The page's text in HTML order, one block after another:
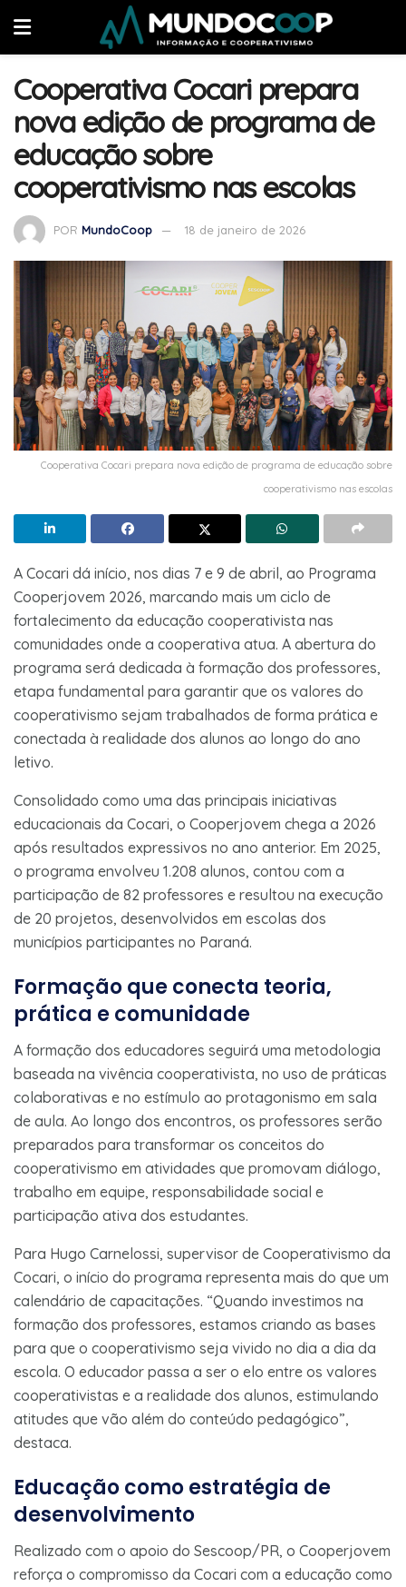
Cooperativa Cocari prepara
nova edição de programa de
educação sobre
cooperativismo nas escolas
POR MundoCoop 18 de janeiro de 2026
Cooperativa Cocari prepara nova edição de programa de educação sobre
cooperativismo nas escolas
A Cocari dá início, nos dias 7 e 9 de abril, ao Programa
Cooperjovem 2026, marcando mais um ciclo de
fortalecimento da educação cooperativista nas
comunidades onde a cooperativa atua. A abertura do
programa será dedicada à formação dos professores,
etapa fundamental para garantir que os valores do
cooperativismo sejam trabalhados de forma prática e
conectada à realidade dos alunos ao longo do ano
letivo.
Consolidado como uma das principais iniciativas
educacionais da Cocari, o Cooperjovem chega a 2026
após resultados expressivos no ano anterior. Em 2025,
o programa envolveu 1.208 alunos, contou com a
participação de 82 professores e resultou na execução
de 20 projetos, desenvolvidos em escolas dos
municípios participantes no Paraná.
Formação que conecta teoria,
prática e comunidade
A formação dos educadores seguirá uma metodologia
baseada na vivência cooperativista, no uso de práticas
colaborativas e no estímulo ao protagonismo em sala
de aula. Ao longo dos encontros, os professores serão
preparados para transformar os conceitos do
cooperativismo em atividades que promovam diálogo,
trabalho em equipe, responsabilidade social e
participação ativa dos estudantes.
Para Hugo Carnelossi, supervisor de Cooperativismo da
Cocari, o início do programa representa mais do que um
calendário de capacitações. “Quando investimos na
formação dos professores, estamos criando as bases
para que o cooperativismo seja vivido no dia a dia da
escola. O educador passa a ser o elo entre os valores
cooperativistas e a realidade dos alunos, estimulando
atitudes que vão além do conteúdo pedagógico”,
destaca.
Educação como estratégia de
desenvolvimento
Realizado com o apoio do Sescoop/PR, o Cooperjovem
reforça o compromisso da Cocari com a educação como